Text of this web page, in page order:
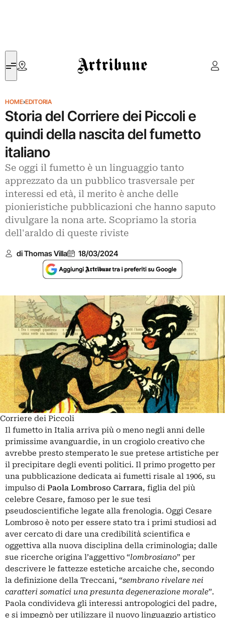
Artribune
HOME›EDITORIA
Storia del Corriere dei Piccoli e
quindi della nascita del fumetto
italiano
Se oggi il fumetto è un linguaggio tanto
apprezzato da un pubblico trasversale per
interessi ed età, il merito è anche delle
pionieristiche pubblicazioni che hanno saputo
divulgare la nona arte. Scopriamo la storia
dell'araldo di queste riviste
di Thomas Villa 18/03/2024
Corriere dei Piccoli
Il fumetto in Italia arriva più o meno negli anni delle
primissime avanguardie, in un crogiolo creativo che
avrebbe presto stemperato le sue pretese artistiche per
il precipitare degli eventi politici. Il primo progetto per
una pubblicazione dedicata ai fumetti risale al 1906, su
impulso di Paola Lombroso Carrara, figlia del più
celebre Cesare, famoso per le sue tesi
pseudoscientifiche legate alla frenologia. Oggi Cesare
Lombroso è noto per essere stato tra i primi studiosi ad
aver cercato di dare una credibilità scientifica e
oggettiva alla nuova disciplina della criminologia; dalle
sue ricerche origina l’aggettivo “lombrosiano” per
descrivere le fattezze estetiche arcaiche che, secondo
la definizione della Treccani, “sembrano rivelare nei
caratteri somatici una presunta degenerazione morale”.
Paola condivideva gli interessi antropologici del padre,
e si impegnò per utilizzare il nuovo linguaggio artistico